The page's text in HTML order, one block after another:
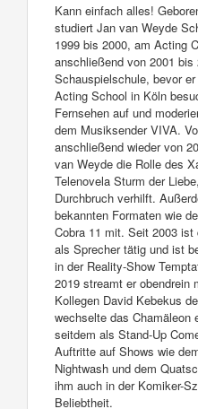
Kann einfach alles!
studiert Jan van Weyde
1999 bis 2000, am Acting
anschließend von 2001 bis
Schauspielschule, bevor
Acting School in Köln
Fernsehen auf und
dem Musiksender VIVA.
anschließend wieder von
van Weyde die Rolle des
Telenovela Sturm der
Durchbruch verhilft.
bekannten Formaten wie
Cobra 11 mit. Seit 2003
als Sprecher tätig und ist
in der Reality-Show
2019 streamt er obendrein
Kollegen David Kebekus
wechselte das
seitdem als Stand-Up
Auftritte auf Shows wie
Nightwash und dem
ihm auch in der Komiker-
Beliebtheit.